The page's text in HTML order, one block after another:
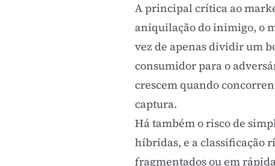
A principal crítica ao
aniquilação do inimigo, o
vez de apenas dividir um
consumidor para o
crescem quando
captura.
Há também o risco de
híbridas, e a classificação
fragmentados ou em